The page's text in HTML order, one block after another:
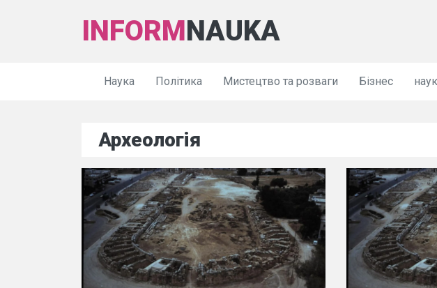
INFORMNAUKA
Наука Політика Мистецтво та розваги Бізнес
Археологія